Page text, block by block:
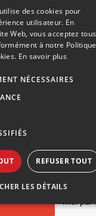
des cookies pour
utilisateur. En
Web, vous acceptez tous
à notre Politique
En savoir plus
NÉCESSAIRES
REFUSER TOUT
LES DÉTAILS